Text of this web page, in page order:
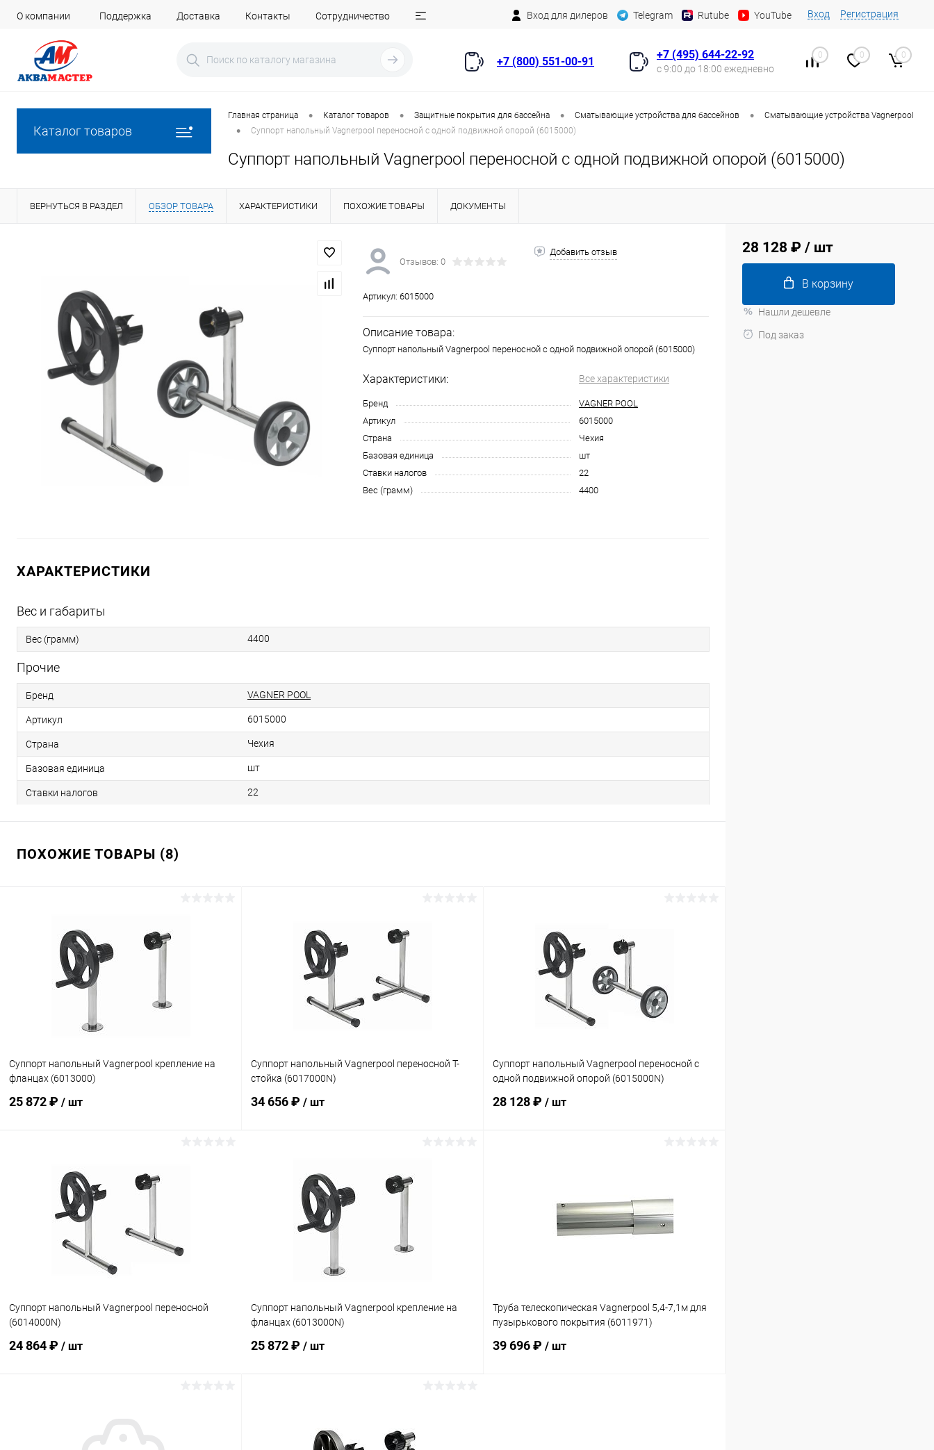
О компании Поддержка Доставка Контакты Сотрудничество Вход для дилеров Telegram Rutube YouTube Вход Регистрация
+7 (800) 551-00-91
+7 (495) 644-22-92
с 9:00 до 18:00 ежедневно
0 0 0
Каталог товаров
Главная страница • Каталог товаров • Защитные покрытия для бассейна • Сматывающие устройства для бассейнов • Сматывающие устройства Vagnerpool
• Суппорт напольный Vagnerpool переносной с одной подвижной опорой (6015000)
Суппорт напольный Vagnerpool переносной с одной подвижной опорой (6015000)
ВЕРНУТЬСЯ В РАЗДЕЛ ОБЗОР ТОВАРА ХАРАКТЕРИСТИКИ ПОХОЖИЕ ТОВАРЫ ДОКУМЕНТЫ
Отзывов: 0
Добавить отзыв
Артикул: 6015000
Описание товара:
Суппорт напольный Vagnerpool переносной с одной подвижной опорой (6015000)
Характеристики: Все характеристики
Бренд
VAGNER POOL
Артикул
6015000
Страна
Чехия
Базовая единица
шт
Ставки налогов
22
Вес (грамм)
4400
ХАРАКТЕРИСТИКИ
Вес и габариты
Вес (грамм) 4400
Прочие
Бренд VAGNER POOL
Артикул 6015000
Страна Чехия
Базовая единица шт
Ставки налогов 22
ПОХОЖИЕ ТОВАРЫ (8)
Суппорт напольный Vagnerpool крепление на
фланцах (6013000)
25 872 ₽ / шт
В избранное
К сравнению
Суппорт напольный Vagnerpool переносной Т-
стойка (6017000N)
34 656 ₽ / шт
В избранное
К сравнению
Суппорт напольный Vagnerpool переносной с
одной подвижной опорой (6015000N)
28 128 ₽ / шт
К сравнению В наличии
Суппорт напольный Vagnerpool переносной
(6014000N)
24 864 ₽ / шт
Суппорт напольный Vagnerpool крепление на
фланцах (6013000N)
25 872 ₽ / шт
В избранное
Труба телескопическая Vagnerpool 5,4-7,1м для
пузырькового покрытия (6011971)
39 696 ₽ / шт
28 128 ₽ / шт
В корзину
Нашли дешевле
Под заказ